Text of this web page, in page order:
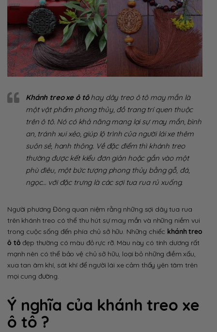
Khánh treo xe ô tôhay dây treo ô tô may mắn là
một vật phẩm phong thủy, đồ trang trí quen thuộc
trên ô tô. Nó có khả năng mang lại sự may mắn, bình
an, tránh xui xẻo, giúp lộ trình của người lái xe thêm
suôn sẻ, hanh thông. Về đặc điểm thì khánh treo
thường được kết kiểu đơn giản hoặc gắn vào một
phù điêu, một bức tượng phong thủy bằng gỗ, đá,
ngọc… với đặc trưng là các sợi tua rua rủ xuống.
Người phương Đông quan niệm rằng những sợi dây tua rua
trên khánh treo có thể thu hút sự may mắn và những niềm vui
trong cuộc sống đến phía chủ sở hữu. Những chiếc khánh treo
ô tô đẹp thường có màu đỏ rực rỡ. Màu này có tính dương rất
mạnh nên có thể bảo vệ chủ sở hữu, loại bỏ những điềm xấu,
xua tan âm khí, sát khí để người lái xe cảm thấy yên tâm trên
mọi cung đường.
Ý nghĩa của khánh treo xe
ô tô ?